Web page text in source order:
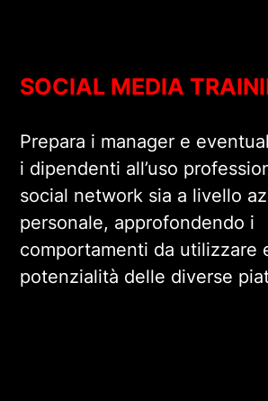
SOCIAL MEDIA
Prepara i manager e
i dipendenti all’uso
social network sia a livello
personale, approfondendo i
comportamenti da utilizzare
potenzialità delle diverse